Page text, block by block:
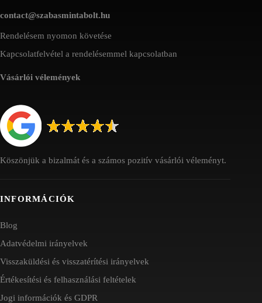
contact@szabasmintabolt.hu
Rendelésem nyomon követése
Kapcsolatfelvétel a rendelésemmel kapcsolatban
Vásárlói vélemények
Köszönjük a bizalmát és a számos pozitív vásárlói véleményt.
INFORMÁCIÓK
Blog
Adatvédelmi irányelvek
Visszaküldési és visszatérítési irányelvek
Értékesítési és felhasználási feltételek
Jogi információk és GDPR